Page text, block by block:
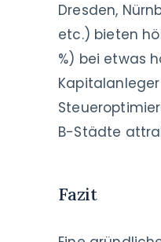
Dresden,
etc.) bieten
%) bei etwas
B-Städte
Fazit